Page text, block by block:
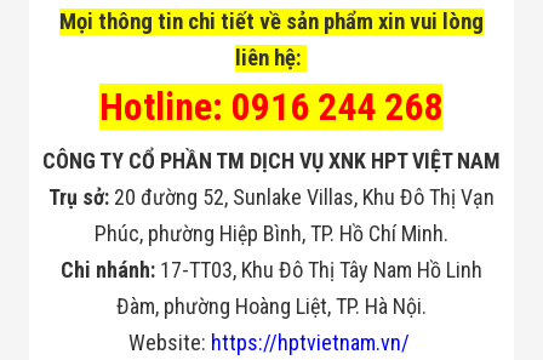
Mọi thông tin chi tiết về sản phẩm xin vui lòng
liên hệ:
Hotline: 0916 244 268
CÔNG TY CỔ PHẦN TM DỊCH VỤ XNK HPT VIỆT NAM
Trụ sở: 20 đường 52, Sunlake Villas, Khu Đô Thị Vạn
Phúc, phường Hiệp Bình, TP. Hồ Chí Minh.
Chi nhánh:17-TT03, Khu Đô Thị Tây Nam Hồ Linh
Đàm, phường Hoàng Liệt, TP. Hà Nội.
Website: https://hptvietnam.vn/